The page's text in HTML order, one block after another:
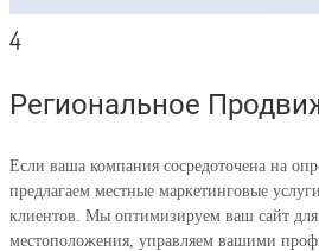
4
Региональное
Если ваша компания сосредоточена на
предлагаем местные маркетинговые
клиентов. Мы оптимизируем ваш сайт для
местоположения, управляем вашими